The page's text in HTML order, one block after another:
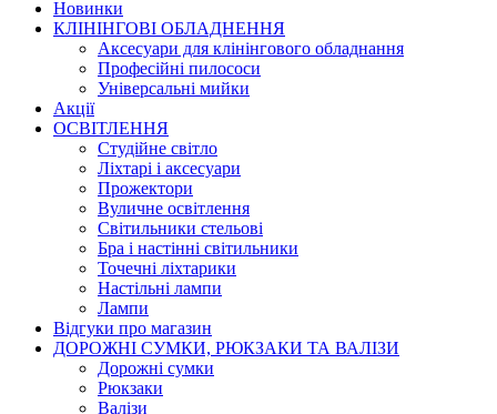
Новинки
КЛІНІНГОВІ ОБЛАДНЕННЯ
Аксесуари для клінінгового обладнання
Професійні пилососи
Універсальні мийки
Акції
ОСВІТЛЕННЯ
Студійне світло
Ліхтарі і аксесуари
Прожектори
Вуличне освітлення
Світильники стельові
Бра і настінні світильники
Точечні ліхтарики
Настільні лампи
Лампи
Відгуки про магазин
ДОРОЖНІ СУМКИ, РЮКЗАКИ ТА ВАЛІЗИ
Дорожні сумки
Рюкзаки
Валізи